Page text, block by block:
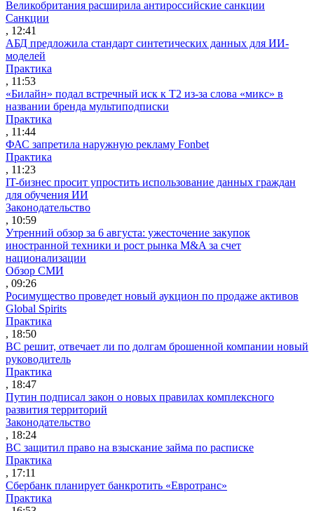
Великобритания расширила антироссийские санкции
Санкции
, 12:41
АБД предложила стандарт синтетических данных для ИИ-
моделей
Практика
, 11:53
«Билайн» подал встречный иск к Т2 из-за слова «микс» в
названии бренда мультиподписки
Практика
, 11:44
ФАС запретила наружную рекламу Fonbet
Практика
, 11:23
IT-бизнес просит упростить использование данных граждан
для обучения ИИ
Законодательство
, 10:59
Утренний обзор за 6 августа: ужесточение закупок
иностранной техники и рост рынка M&A за счет
национализации
Обзор СМИ
, 09:26
Росимущество проведет новый аукцион по продаже активов
Global Spirits
Практика
, 18:50
ВС решит, отвечает ли по долгам брошенной компании новый
руководитель
Практика
, 18:47
Путин подписал закон о новых правилах комплексного
развития территорий
Законодательство
, 18:24
ВС защитил право на взыскание займа по расписке
Практика
, 17:11
Сбербанк планирует банкротить «Евротранс»
Практика